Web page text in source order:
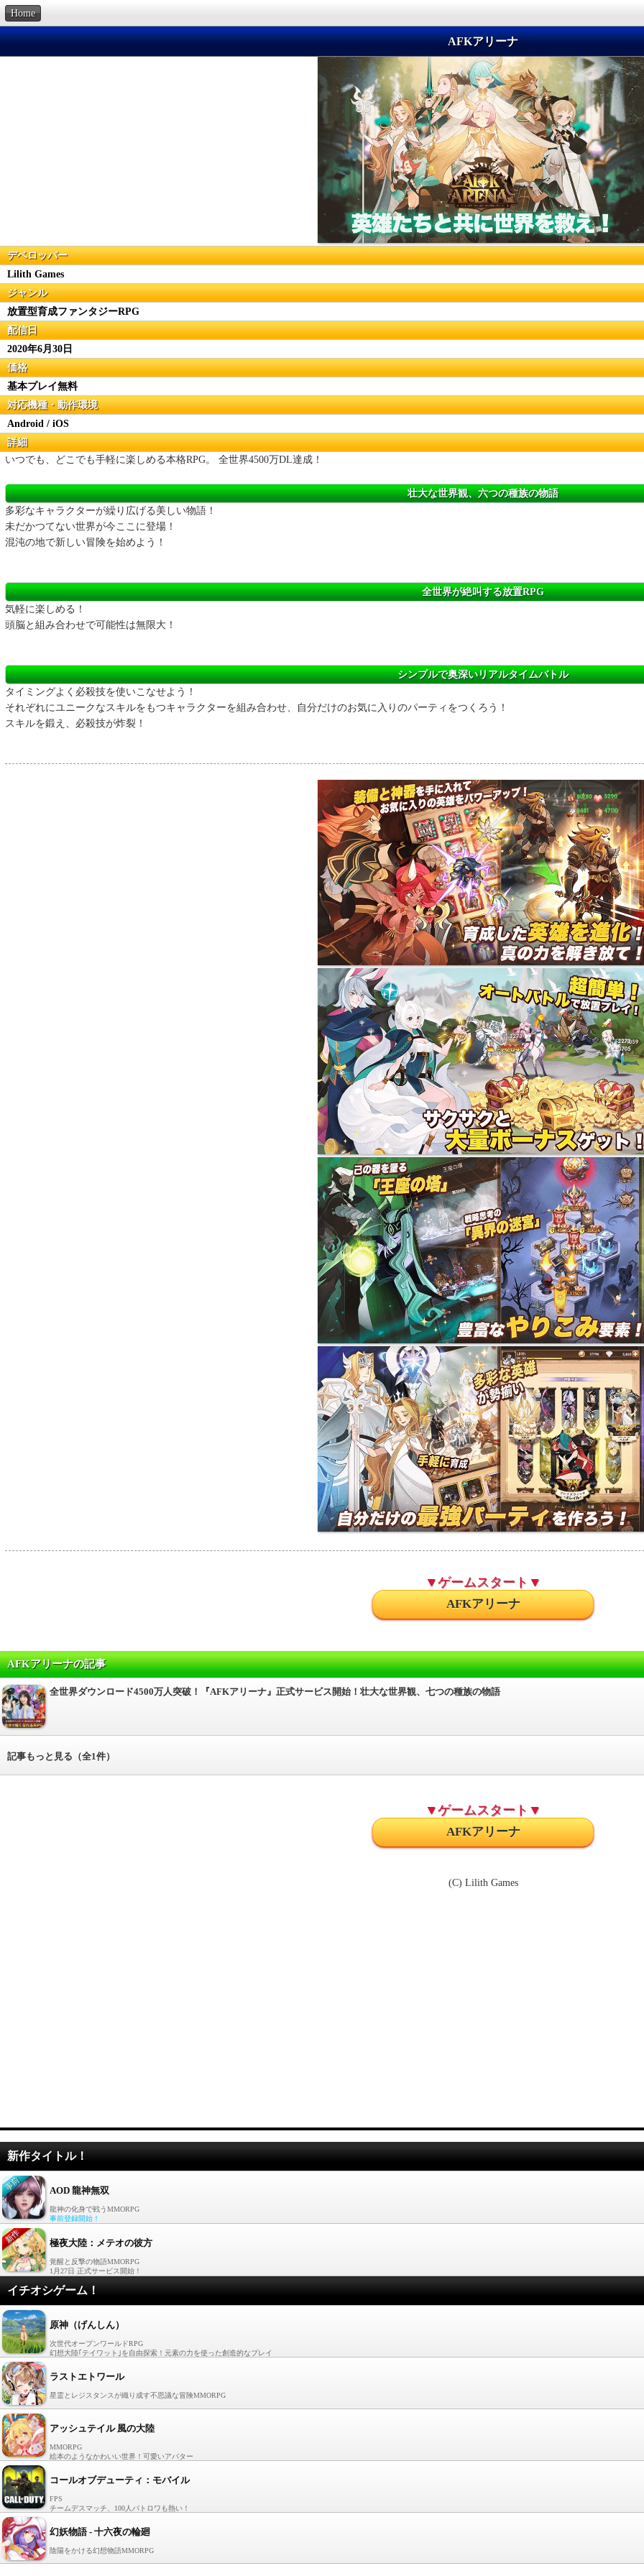
Home
AFKアリーナ
デベロッパー
Lilith Games
ジャンル
放置型育成ファンタジーRPG
配信日
2020年6月30日
価格
基本プレイ無料
対応機種・動作環境
Android / iOS
詳細
いつでも、どこでも手軽に楽しめる本格RPG。 全世界4500万DL達成！
壮大な世界観、六つの種族の物語
多彩なキャラクターが繰り広げる美しい物語！
未だかつてない世界が今ここに登場！
混沌の地で新しい冒険を始めよう！
全世界が絶叫する放置RPG
気軽に楽しめる！
頭脳と組み合わせで可能性は無限大！
シンプルで奥深いリアルタイムバトル
タイミングよく必殺技を使いこなせよう！
それぞれにユニークなスキルをもつキャラクターを組み合わせ、自分だけのお気に入りのパーティをつくろう！
スキルを鍛え、必殺技が炸裂！
▼ゲームスタート▼
AFKアリーナ
AFKアリーナの記事
全世界ダウンロード4500万人突破！『AFKアリーナ』正式サービス開始！壮大な世界観、七つの種族の物語
記事もっと見る（全1件）
▼ゲームスタート▼
AFKアリーナ
(C) Lilith Games
新作タイトル！
AOD 龍神無双
龍神の化身で戦うMMORPG
事前登録開始！
極夜大陸：メテオの彼方
覚醒と反撃の物語MMORPG
1月27日 正式サービス開始！
イチオシゲーム！
原神（げんしん）
次世代オープンワールドRPG
幻想大陸｢テイワット｣を自由探索！元素の力を使った創造的なプレイ
ラストエトワール
星霊とレジスタンスが織り成す不思議な冒険MMORPG
アッシュテイル 風の大陸
MMORPG
絵本のようなかわいい世界！可愛いアバター
コールオブデューティ：モバイル
FPS
チームデスマッチ、100人バトロワも熱い！
幻妖物語 - 十六夜の輪廻
陰陽をかける幻想物語MMORPG